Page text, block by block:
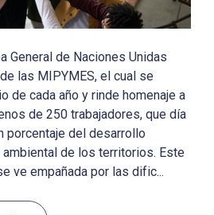
General de Naciones Unidas
las MIPYMES, el cual se
de cada año y rinde homenaje a
de 250 trabajadores, que día
porcentaje del desarrollo
de los territorios. Este
ve empañada por las dific...